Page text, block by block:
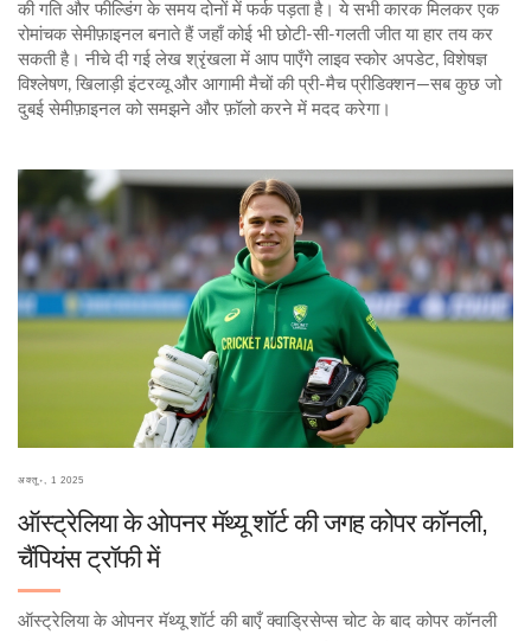
की गति और फील्डिंग के समय दोनों में फर्क पड़ता है। ये सभी कारक मिलकर एक
रोमांचक सेमीफ़ाइनल बनाते हैं जहाँ कोई भी छोटी‑सी‑गलती जीत या हार तय कर
सकती है। नीचे दी गई लेख श्रृंखला में आप पाएँगे लाइव स्कोर अपडेट, विशेषज्ञ
विश्लेषण, खिलाड़ी इंटरव्यू और आगामी मैचों की प्री‑मैच प्रीडिक्शन—सब कुछ जो
दुबई सेमीफ़ाइनल को समझने और फ़ॉलो करने में मदद करेगा।
अक्तू॰, 1 2025
ऑस्ट्रेलिया के ओपनर मॅथ्यू शॉर्ट की जगह कोपर कॉनली,
चैंपियंस ट्रॉफी में
ऑस्ट्रेलिया के ओपनर मॅथ्यू शॉर्ट की बाएँ क्वाड्रिसेप्स चोट के बाद कोपर कॉनली